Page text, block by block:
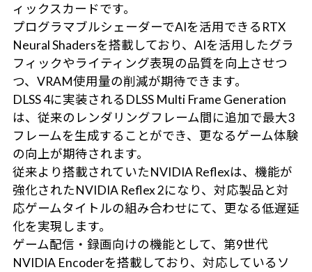
ィックスカードです。
プログラマブルシェーダーでAIを活用できるRTX
Neural Shadersを搭載しており、AIを活用したグラ
フィックやライティング表現の品質を向上させつ
つ、VRAM使用量の削減が期待できます。
DLSS 4に実装されるDLSS Multi Frame Generation
は、従来のレンダリングフレーム間に追加で最大3
フレームを生成することができ、更なるゲーム体験
の向上が期待されます。
従来より搭載されていたNVIDIA Reflexは、機能が
強化されたNVIDIA Reflex 2になり、対応製品と対
応ゲームタイトルの組み合わせにて、更なる低遅延
化を実現します。
ゲーム配信・録画向けの機能として、第9世代
NVIDIA Encoderを搭載しており、対応しているソ